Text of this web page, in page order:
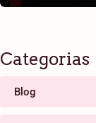
Categorias
Blog